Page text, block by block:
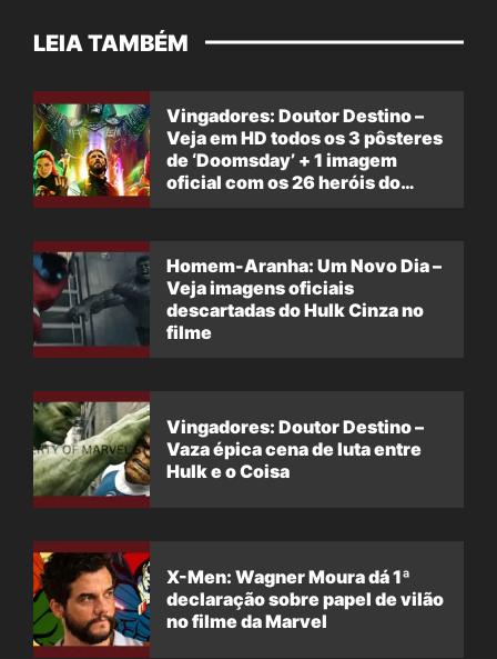
LEIA TAMBÉM
Vingadores: Doutor Destino –
Veja em HD todos os 3 pôsteres
de ‘Doomsday’ + 1 imagem
oficial com os 26 heróis do
Homem-Aranha: Um Novo Dia –
Veja imagens oficiais
descartadas do Hulk Cinza no
filme
Vingadores: Doutor Destino –
Vaza épica cena de luta entre
Hulk e o Coisa
X-Men: Wagner Moura dá 1ª
declaração sobre papel de vilão
no filme da Marvel